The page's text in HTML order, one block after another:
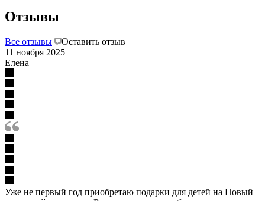
Отзывы
Все отзывы
Оставить отзыв
11 ноября 2025
Елена
Уже не первый год приобретаю подарки для детей на Новый